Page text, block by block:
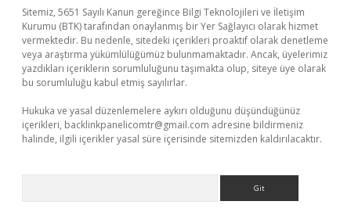
Sitemiz, 5651 Sayılı Kanun gereğince Bilgi Teknolojileri ve İletişim
Kurumu (BTK) tarafından onaylanmış bir Yer Sağlayıcı olarak hizmet
vermektedir. Bu nedenle, sitedeki içerikleri proaktif olarak denetleme
veya araştırma yükümlülüğümüz bulunmamaktadır. Ancak, üyelerimiz
yazdıkları içeriklerin sorumluluğunu taşımakta olup, siteye üye olarak
bu sorumluluğu kabul etmiş sayılırlar.
Hukuka ve yasal düzenlemelere aykırı olduğunu düşündüğünüz
içerikleri, backlinkpanelicomtr@gmail.com adresine bildirmeniz
halinde, ilgili içerikler yasal süre içerisinde sitemizden kaldırılacaktır.